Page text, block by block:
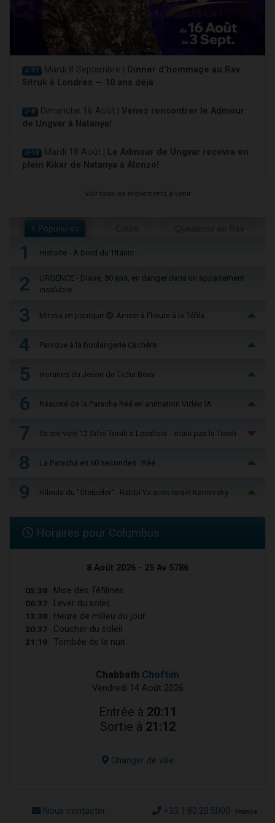
J-31 Mardi 8 Septembre |
Dinner d'hommage au Rav
Sitruk à Londres — 10 ans déjà
J-8 Dimanche 16 Août | Venez rencontrer le Admour
de Ungvar à Natanya!
J-10 Mardi 18 Août |
Le Admour de Ungvar recevra en
plein Kikar de Natanya à Alonzo!
Voir tous les événements à venir
+ Populaires
1 Histoire - À bord du Titanic
2
URGENCE - Diane, 80 ans, en danger dans un appartement
insalubre
3 Mitsva en panique 😨 Arriver à l'heure à la Téfila
4 Panique à la boulangerie Cachère
5 Horaires du Jeûne de Ticha Béav
6 Résumé de la Paracha Réé en animation Vidéo IA
7 Ils ont volé 12 Sifré Torah à Levallois… mais pas la Torah
8 La Paracha en 60 secondes : Réé
9 Hiloula du "Steïpeler" : Rabbi Ya’acov Israël Kanievsky
Horaires pour Columbus
8 Août 2026 - 25 Av 5786
05:38 Mise des Téfilines
06:37 Lever du soleil
13:38 Heure de milieu du jour
20:37 Coucher du soleil
21:19 Tombée de la nuit
Chabbath Choftim
Vendredi 14 Août 2026
Entrée à 20:11
Sortie à 21:12
Changer de ville
Nous contacter +33.1.80.20.5000 France